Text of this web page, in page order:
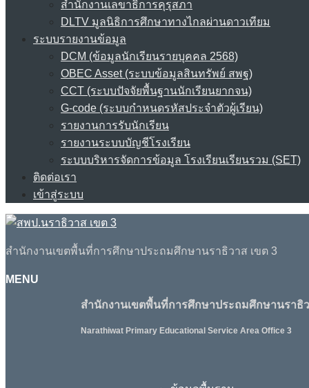
สำนักงานเลขาธิการคุรุสภา
DLTV มูลนิธิการศึกษาทางไกลผ่านดาวเทียม
ระบบรายงานข้อมูล
DCM (ข้อมูลนักเรียนรายบุคคล 2568)
OBEC Asset (ระบบข้อมูลสินทรัพย์ สพฐ)
CCT (ระบบปัจจัยพื้นฐานนักเรียนยากจน)
G-code (ระบบกำหนดรหัสประจำตัวผู้เรียน)
รายงานการรับนักเรียน
รายงานระบบบัญชีโรงเรียน
ระบบบริหารจัดการข้อมูล โรงเรียนเรียนรวม (SET)
ติดต่อเรา
เข้าสู่ระบบ
สำนักงานเขตพื้นที่การศึกษาประถมศึกษานราธิวาส เขต 3
MENU
สำนักงานเขตพื้นที่การศึกษาประถมศึกษานราธิว
Narathiwat Primary Educational Service Area Office 3